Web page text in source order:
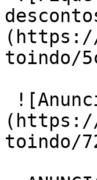
(https://
toindo/
(https://
toindo/